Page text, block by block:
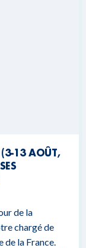
(3-13 AOÛT,
de la
chargé de
de la France.